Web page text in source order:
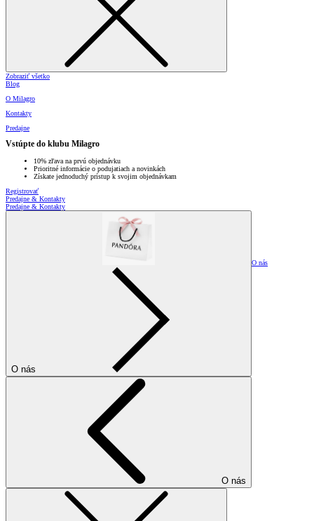
Zobraziť všetko
Blog
O Milagro
Kontakty
Predajne
Vstúpte do klubu Milagro
10% zľava na prvú objednávku
Prioritné informácie o podujatiach a novinkách
Získate jednoduchý prístup k svojim objednávkam
Registrovať
Predajne & Kontakty
Predajne & Kontakty
O nás
O nás
O nás